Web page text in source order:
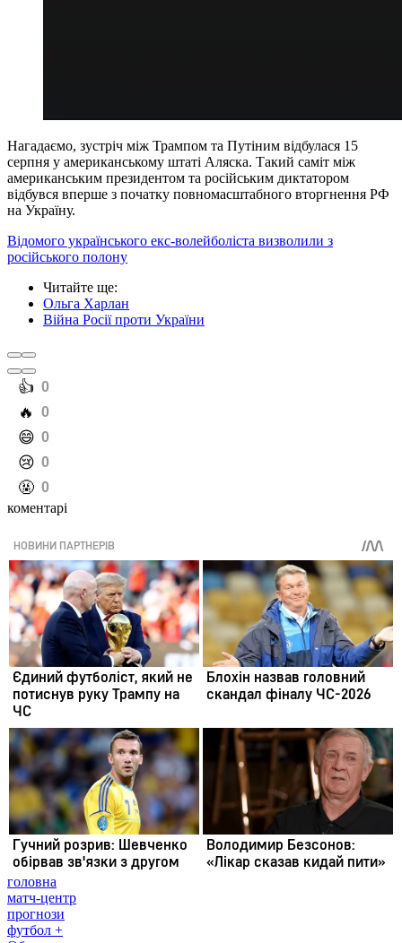
Нагадаємо, зустріч між Трампом та Путіним відбулася 15
серпня у американському штаті Аляска. Такий саміт між
американським президентом та російським диктатором
відбувся вперше з початку повномасштабного вторгнення РФ
на Україну.
Відомого українського екс-волейболіста визволили з
російського полону
Читайте ще:
Ольга Харлан
Війна Росії проти України
️👍 0
️🔥 0
️😄 0
️😢 0
️🤬 0
коментарі
головна
матч-центр
прогнози
футбол +